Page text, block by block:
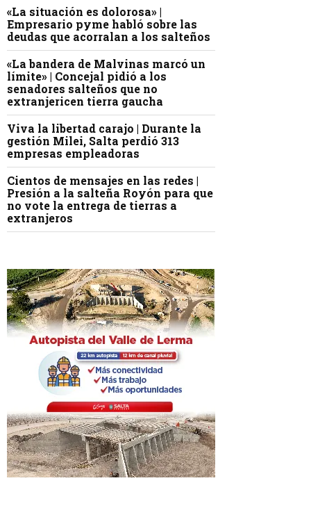
«La situación es dolorosa» |
Empresario pyme habló sobre las
deudas que acorralan a los salteños
«La bandera de Malvinas marcó un
límite» | Concejal pidió a los
senadores salteños que no
extranjericen tierra gaucha
Viva la libertad carajo | Durante la
gestión Milei, Salta perdió 313
empresas empleadoras
Cientos de mensajes en las redes |
Presión a la salteña Royón para que
no vote la entrega de tierras a
extranjeros